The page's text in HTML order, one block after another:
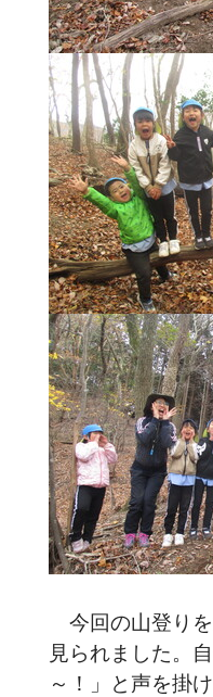
今回の山登り
見られました。
～！」と声を掛